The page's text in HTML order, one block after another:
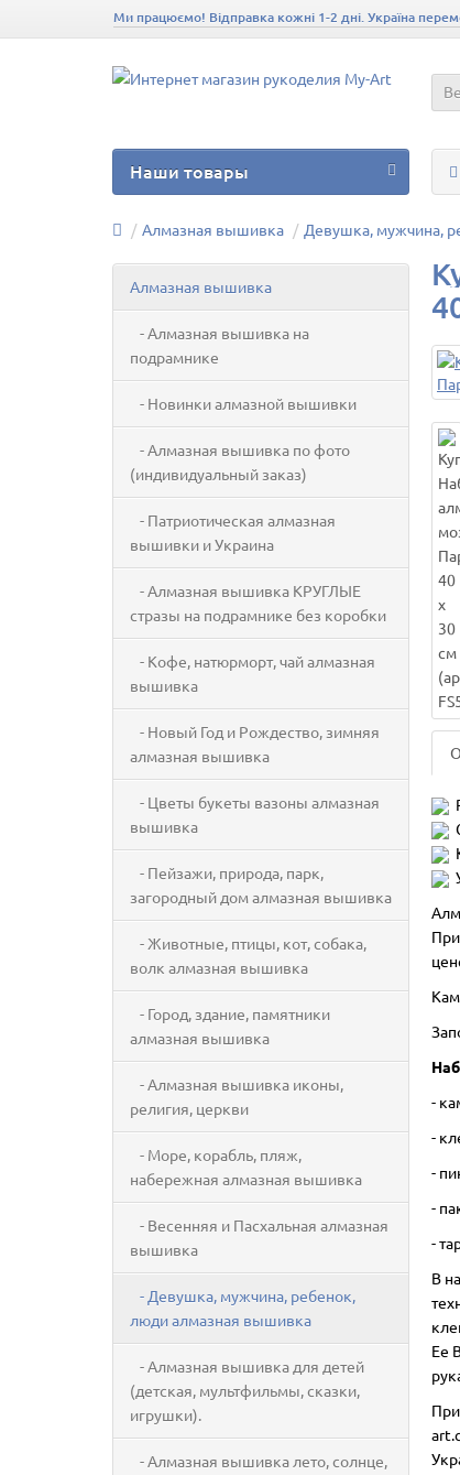
Ми працюємо! Відправка кожні 1-2 дні. Україна
Наши товары
Алмазная вышивка Девушка, мужчина,
Алмазная вышивка
- Алмазная вышивка на
подрамнике
- Новинки алмазной вышивки
- Алмазная вышивка по фото
(индивидуальный заказ)
- Патриотическая алмазная
вышивки и Украина
- Алмазная вышивка КРУГЛЫЕ
стразы на подрамнике без коробки
- Кофе, натюрморт, чай алмазная
вышивка
- Новый Год и Рождество, зимняя
алмазная вышивка
- Цветы букеты вазоны алмазная
вышивка
- Пейзажи, природа, парк,
загородный дом алмазная вышивка
- Животные, птицы, кот, собака,
волк алмазная вышивка
- Город, здание, памятники
алмазная вышивка
- Алмазная вышивка иконы,
религия, церкви
- Море, корабль, пляж,
набережная алмазная вышивка
- Весенняя и Пасхальная алмазная
вышивка
- Девушка, мужчина, ребенок,
люди алмазная вышивка
- Алмазная вышивка для детей
(детская, мультфильмы, сказки,
игрушки).
- Алмазная вышивка лето, солнце,
-
-
-
-
-
В
Ее